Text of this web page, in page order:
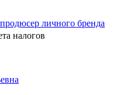
личного бренда
налогов